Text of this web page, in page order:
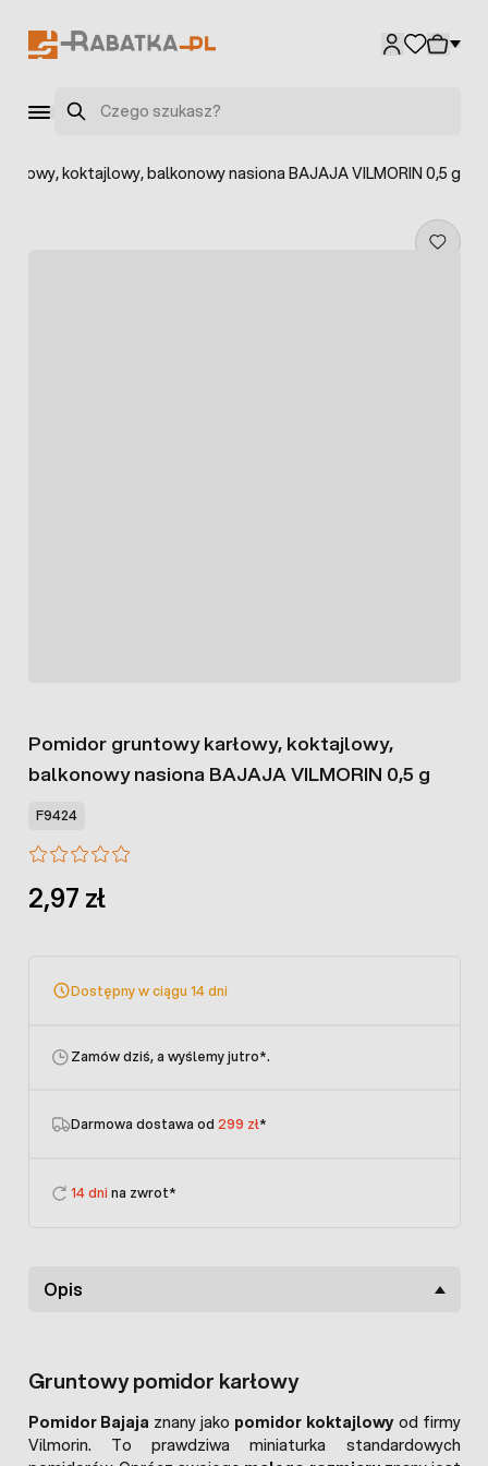
Szukaj
koktajlowy, balkonowy nasiona BAJAJA VILMORIN 0,5 g
Pomidor gruntowy karłowy, koktajlowy,
balkonowy nasiona BAJAJA VILMORIN 0,5 g
F9424
2,97 zł
Dostępny w ciągu 14 dni
Zamów dziś, a wyślemy jutro*.
Darmowa dostawa od 299 zł*
14 dni na zwrot*
Opis
Gruntowy pomidor karłowy
Pomidor Bajaja znany jako pomidor koktajlowyod firmy
Vilmorin. To prawdziwa miniaturka standardowych